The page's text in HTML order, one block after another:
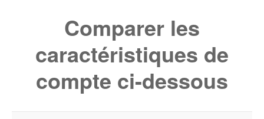
Comparer les
caractéristiques de
compte ci-dessous